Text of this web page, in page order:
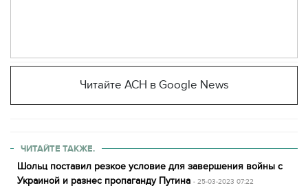
Читайте АСН в Google News
ЧИТАЙТЕ ТАКЖЕ.
Шольц поставил резкое условие для завершения войны с
Украиной и разнес пропаганду Путина - 25-03-2023 07:22